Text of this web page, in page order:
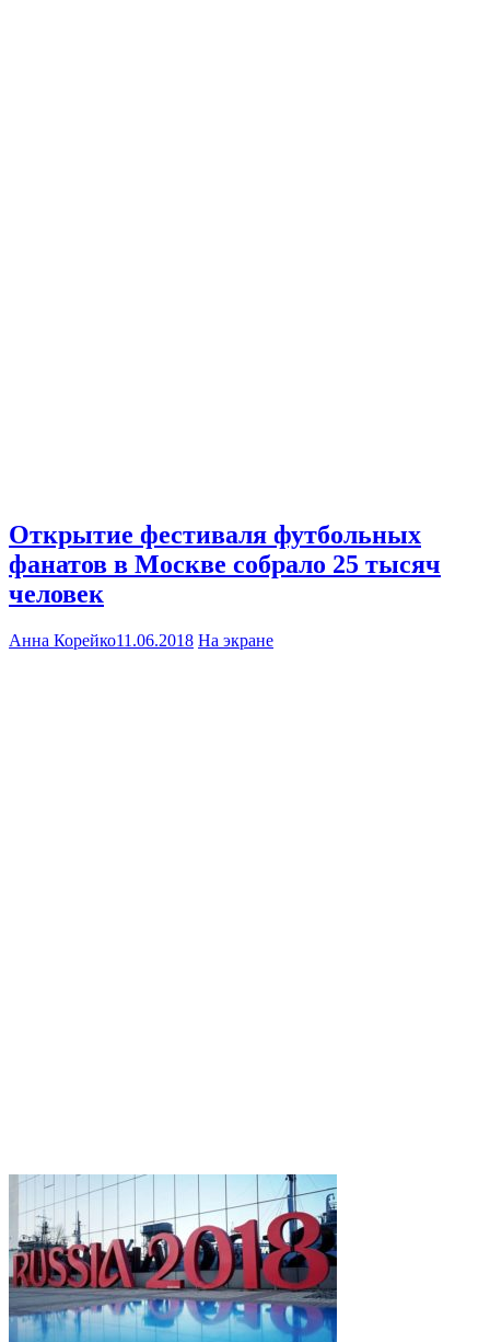
Открытие фестиваля футбольных
фанатов в Москве собрало 25 тысяч
человек
Анна Корейко11.06.2018 На экране